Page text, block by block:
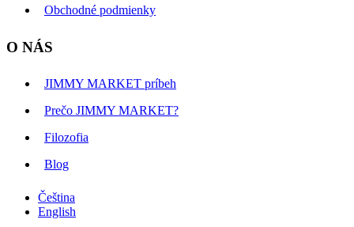
Obchodné podmienky
O NÁS
JIMMY MARKET príbeh
Prečo JIMMY MARKET?
Filozofia
Blog
Čeština
English